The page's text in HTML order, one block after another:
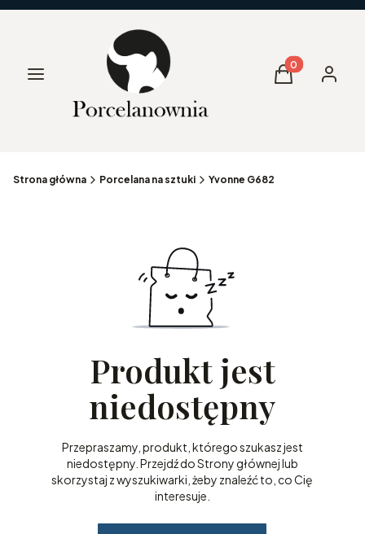
Menu Produkty w
Koszyk
Strona główna Porcelana na sztuki Yvonne G682
Produkt jest
niedostępny
Przepraszamy, produkt, którego szukasz jest
niedostępny. Przejdź do Strony głównej lub
skorzystaj z wyszukiwarki, żeby znaleźć to, co Cię
interesuje.